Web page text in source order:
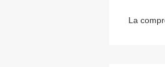
La